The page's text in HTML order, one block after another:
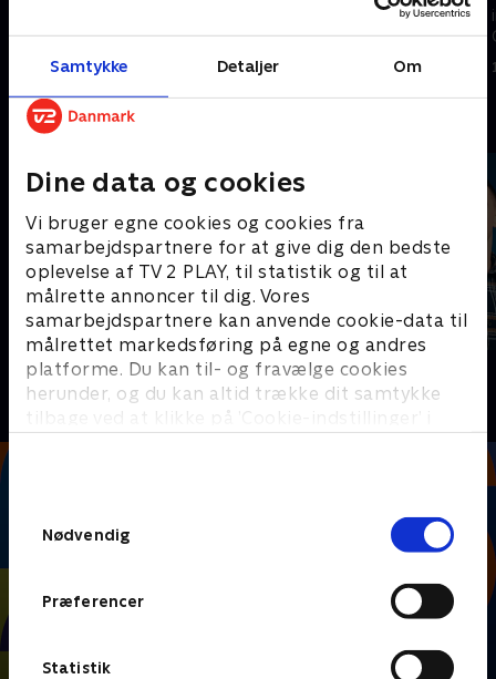
Samtykke Detaljer Om
Dine data og cookies
Vi bruger egne cookies og cookies fra
samarbejdspartnere for at give dig den bedste
oplevelse af TV 2 PLAY, til statistik og til at
målrette annoncer til dig. Vores
samarbejdspartnere kan anvende cookie-data til
målrettet markedsføring på egne og andres
platforme. Du kan til- og fravælge cookies
herunder, og du kan altid trække dit samtykke
tilbage ved at klikke på ’Cookie-indstillinger’ i
Nødvendig
Præferencer
Statistik
Canada og USA.
14. juni 2026 • 32 min
interviews fra VM i Mexico,
Canada og USA.
13. juni 2026 • 47 min
Andre så også
Sport Fokus
Sport
PLAYER
Fodbold